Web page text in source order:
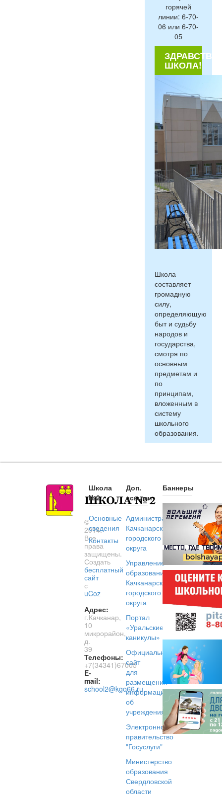
горячей
линии: 6-70-
06 или 6-70-
05
ШКОЛА!
Школа
составляет
громадную
силу,
определяющую
быт и судьбу
народов и
государства,
смотря по
основным
предметам и
по
принципам,
вложенным в
систему
школьного
образования.
©
2014.
Все
права
защищены.
Создать
бесплатный
сайт
с
uCoz
Адрес:
г.Качканар,
10
микрорайон,
д.
39
Телефоны:
+7(34341)67005
E-
mail:
school2@kgo66.ru
Школа
№2
Основные
сведения
Контакты
Доп.
ссылки
Администрация
Качканарского
городского
округа
Управление
образованием
Качканарского
городского
округа
Портал
«Уральские
каникулы»
Официальный
сайт
для
размещения
информации
об
учреждениях
Электронное
правительство
"Госуслуги"
Министерство
образования
Свердловской
области
Баннеры